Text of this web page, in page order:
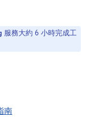
服務大約 6 小時完成工
南